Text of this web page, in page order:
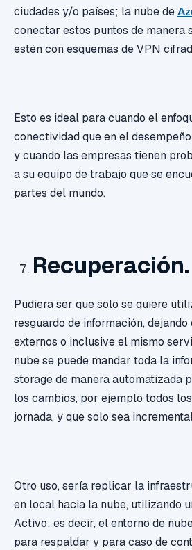
ciudades y/o países; la nube de
conectar estos puntos de manera
estén con esquemas de VPN
Esto es ideal para cuando el
conectividad que en el
y cuando las empresas tienen
a su equipo de trabajo que se
partes del mundo.
Recuperación.
Pudiera ser que solo se quiere
resguardo de información,
externos o inclusive el mismo
nube se puede mandar toda la
storage de manera automatizada
los cambios, por ejemplo todos
jornada, y que solo sea
Otro uso, sería replicar la
en local hacia la nube, utilizando
Activo; es decir, el entorno de
para respaldar y para caso de